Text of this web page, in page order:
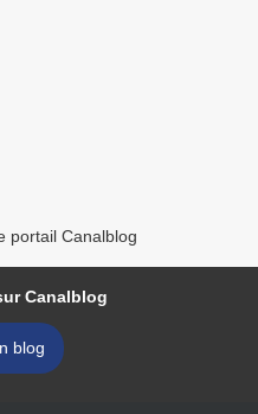
portail Canalblog
Canalblog
blog